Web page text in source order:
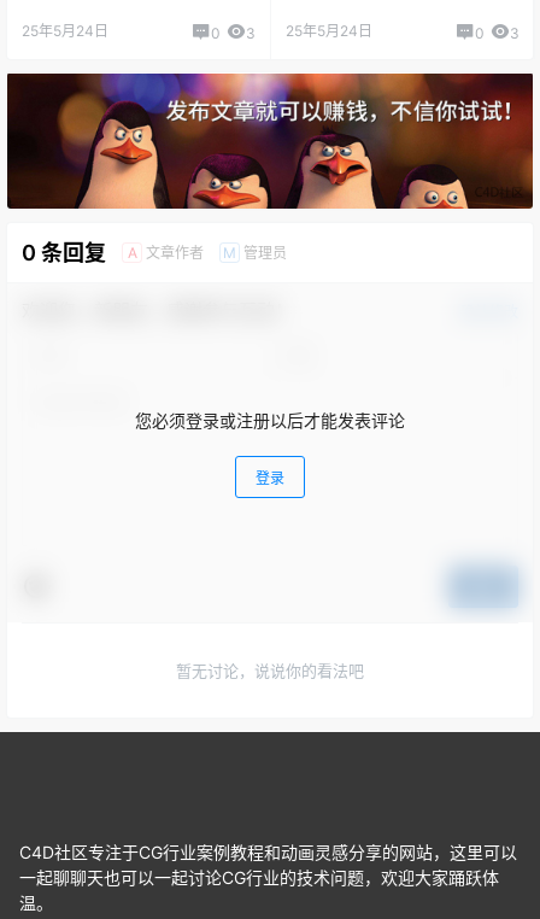
25年5月24日 0 3 25年5月24日 0 3
0 条回复 A 文章作者 M 管理员
您必须登录或注册以后才能发表评论
登录
暂无讨论，说说你的看法吧
C4D社区专注于CG行业案例教程和动画灵感分享的网站，这里可以
一起聊聊天也可以一起讨论CG行业的技术问题，欢迎大家踊跃体
温。